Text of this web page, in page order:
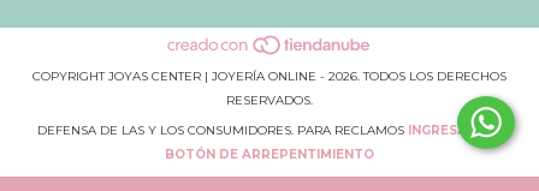
COPYRIGHT JOYAS CENTER | JOYERÍA ONLINE - 2026. TODOS LOS DERECHOS
RESERVADOS.
DEFENSA DE LAS Y LOS CONSUMIDORES. PARA RECLAMOS
INGRESÁ ACÁ.
BOTÓN DE ARREPENTIMIENTO